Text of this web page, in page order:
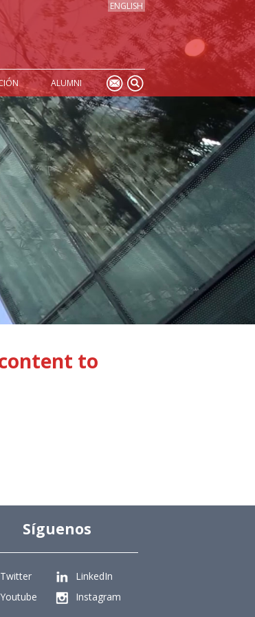
ENGLISH
ALUMNI
to
Síguenos
Twitter
LinkedIn
Youtube
Instagram